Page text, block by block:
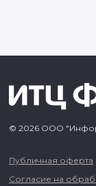
© 2026 ООО
Публичная оферта
Согласие на